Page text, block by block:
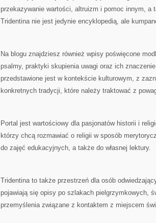
przekazywanie wartości, altruizm i pomoc innym, a
Tridentina nie jest jedynie encyklopedią, ale
Na blogu znajdziesz również wpisy poświęcone
psalmy, praktyki skupienia uwagi oraz ich
przedstawione jest w kontekście kulturowym, z
konkretnych tradycji, które należy traktować z
Portal jest wartościowy dla pasjonatów historii i
którzy chcą rozmawiać o religii w sposób
do zajęć edukacyjnych, a także do własnej lektury.
Tridentina to także przestrzeń dla osób
pojawiają się opisy po szlakach pielgrzymkowych,
przemyślenia związane z kontaktem z miejscem